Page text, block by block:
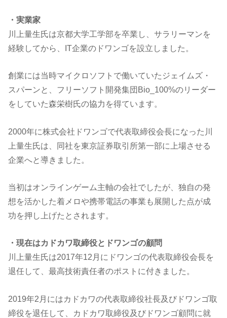
・実業家
川上量生氏は京都大学工学部を卒業し、サラリーマンを
経験してから、IT企業のドワンゴを設立しました。
創業には当時マイクロソフトで働いていたジェイムズ・
スパーンと、フリーソフト開発集団Bio_100%のリーダー
をしていた森栄樹氏の協力を得ています。
2000年に株式会社ドワンゴで代表取締役会長になった川
上量生氏は、同社を東京証券取引所第一部に上場させる
企業へと導きました。
当初はオンラインゲーム主軸の会社でしたが、独自の発
想を活かした着メロや携帯電話の事業も展開した点が成
功を押し上げたとされます。
・現在はカドカワ取締役とドワンゴの顧問
川上量生氏は2017年12月にドワンゴの代表取締役会長を
退任して、最高技術責任者のポストに付きました。
2019年2月にはカドカワの代表取締役社長及びドワンゴ取
締役を退任して、カドカワ取締役及びドワンゴ顧問に就